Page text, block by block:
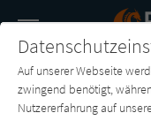
SUCHE
Auf unserer Webseite
zwingend benötigt,
Nutzererfahrung auf